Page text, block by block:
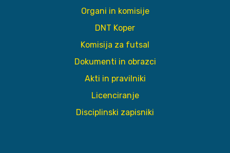
Organi in komisije
DNT Koper
Komisija za futsal
Dokumenti in obrazci
Akti in pravilniki
Licenciranje
Disciplinski zapisniki